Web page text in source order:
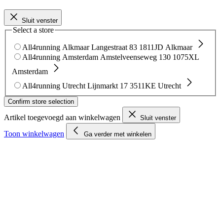
Sluit venster
Select a store
All4running Alkmaar Langestraat 83 1811JD Alkmaar
All4running Amsterdam Amstelveenseweg 130 1075XL
Amsterdam
All4running Utrecht Lijnmarkt 17 3511KE Utrecht
Confirm store selection
Artikel toegevoegd aan winkelwagen Sluit venster
Toon winkelwagen Ga verder met winkelen